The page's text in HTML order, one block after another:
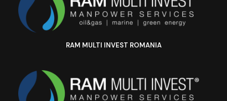
RAM MULTI INVEST ROMANIA